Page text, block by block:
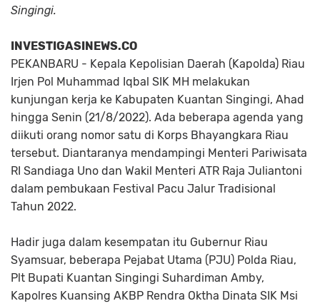
Singingi.
INVESTIGASINEWS.CO
PEKANBARU - Kepala Kepolisian Daerah (Kapolda) Riau
Irjen Pol Muhammad Iqbal SIK MH melakukan
kunjungan kerja ke Kabupaten Kuantan Singingi, Ahad
hingga Senin (21/8/2022). Ada beberapa agenda yang
diikuti orang nomor satu di Korps Bhayangkara Riau
tersebut. Diantaranya mendampingi Menteri Pariwisata
RI Sandiaga Uno dan Wakil Menteri ATR Raja Juliantoni
dalam pembukaan Festival Pacu Jalur Tradisional
Tahun 2022.
Hadir juga dalam kesempatan itu Gubernur Riau
Syamsuar, beberapa Pejabat Utama (PJU) Polda Riau,
Plt Bupati Kuantan Singingi Suhardiman Amby,
Kapolres Kuansing AKBP Rendra Oktha Dinata SIK Msi